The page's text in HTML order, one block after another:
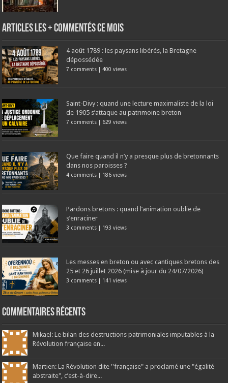
Articles les + commentés ce mois
4 août 1789 : les paysans libérés, la Bretagne
dépossédée
7 comments |400 views
Saint-Divy : quand une lecture maximaliste de la loi
de 1905 s’attaque au patrimoine breton
7 comments | 629 views
Que faire quand il n’y a presque plus de bretonnants
dans nos paroisses ?
4 comments | 186 views
Pardons bretons : quand l’animation oublie de
s’enraciner
3 comments | 193 views
Les messes en breton ou avec cantiques bretons des
25 et 26 juillet 2026 (mise à jour du 24/07/2026)
3 comments | 141 views
Commentaires récents
Mikael: Le bilan des destructions patrimoniales imputables à la
Révolution française en...
Martien: La Révolution dite ''française" a proclamé une "égalité
abstraite", c’est-à-dire...